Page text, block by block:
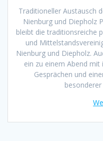
Traditioneller Austausch
Nienburg und Diepholz
bleibt die traditionsreiche
und
Nienburg und Diepholz.
ein zu einem Abend
Gesprächen und